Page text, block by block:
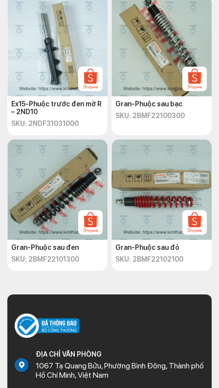
Ex15-Phuộc trước đen mờ R
– 2ND10
SKU: 2NDF31031000
Gran-Phuộc sau bạc
SKU: 2BMF22100300
Gran-Phuộc sau đen
SKU: 2BMF22101300
Gran-Phuộc sau đỏ
SKU: 2BMF22102100
ĐỊA CHỈ VĂN PHÒNG
1067 Tạ Quang Bửu, Phường Bình Đông, Thành phố
Hồ Chí Minh, Việt Nam